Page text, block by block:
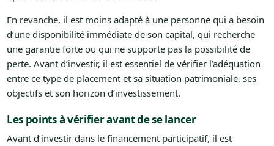
En revanche, il est moins adapté à une personne qui a besoin
d’une disponibilité immédiate de son capital, qui recherche
une garantie forte ou qui ne supporte pas la possibilité de
perte. Avant d’investir, il est essentiel de vérifier l’adéquation
entre ce type de placement et sa situation patrimoniale, ses
objectifs et son horizon d’investissement.
Les points à vérifier avant de se lancer
Avant d’investir dans le financement participatif, il est